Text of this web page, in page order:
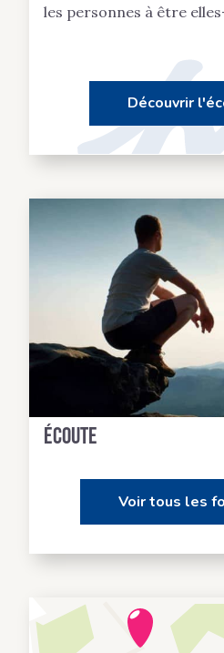
les personnes à être
Découvrir
Des formateurs à votre
écoute
Voir tous les